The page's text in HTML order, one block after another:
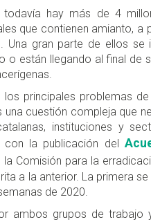
todavía hay más de 4
que contienen amianto, a
Una gran parte de ellos
o están llegando al final de
principales problemas
una cuestión compleja que
instituciones y
con la publicación del
Comisión para la
a la anterior. La primera
de 2020.
ambos grupos de trabajo